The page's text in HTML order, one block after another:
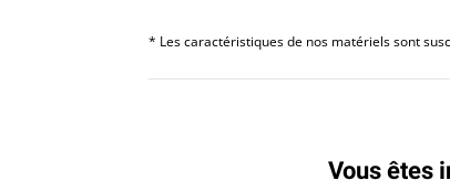
* Les caractéristiques de nos matériels sont
Vous êtes